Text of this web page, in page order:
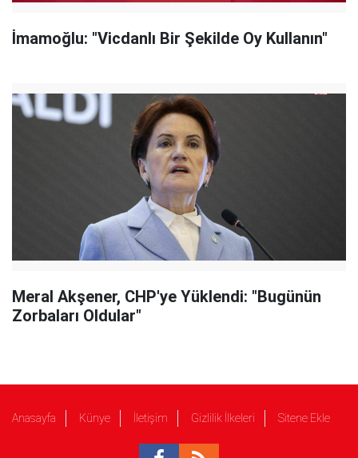
İmamoğlu: "Vicdanlı Bir Şekilde Oy Kullanın"
Meral Akşener, CHP'ye Yüklendi: "Bugünün
Zorbaları Oldular"
Anasayfa Künye İletişim Gizlilik İlkeleri Sitene Ekle